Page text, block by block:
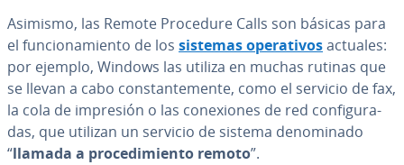
Asimismo, las Remote Procedure Calls son básicas para
el fu­n­cio­na­mie­n­to de los sistemas ope­ra­ti­vosactuales:
por ejemplo, Windows las utiliza en muchas rutinas que
se llevan a cabo co­n­s­ta­n­te­me­n­te, como el servicio de fax,
la cola de impresión o las co­ne­xio­nes de red co­n­fi­gu­ra­
das, que utilizan un servicio de sistema de­no­mi­na­do
“llamada a pro­ce­di­mie­n­to remoto”.